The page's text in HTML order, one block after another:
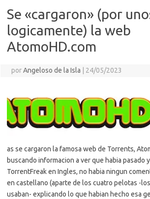
Se «cargaron» (por
logicamente) la web
AtomoHD.com
porAngeloso de la Isla 24/05/2023
as se cargaron la famosa web de Torrents,
buscando informacion a ver que habia pasado
TorrentFreak en Ingles, no habia ningun
en castellano (aparte de los cuatro pelotas -
usaban- explicando lo que habian hecho esa